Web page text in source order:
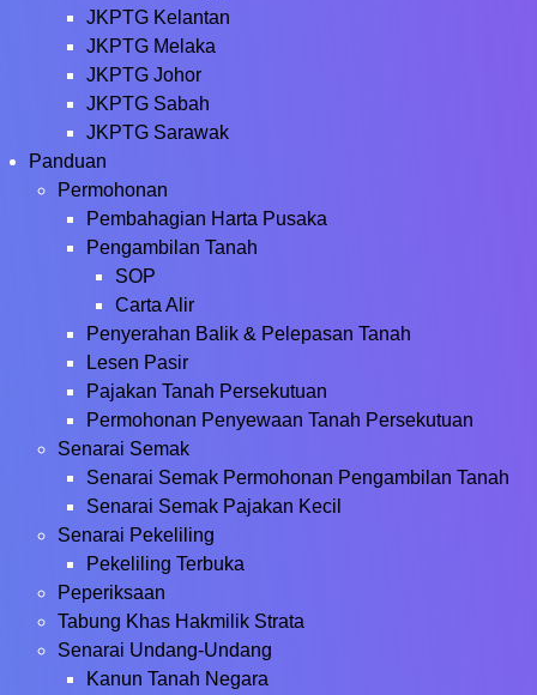
JKPTG Kelantan
JKPTG Melaka
JKPTG Johor
JKPTG Sabah
JKPTG Sarawak
Panduan
Permohonan
Pembahagian Harta Pusaka
Pengambilan Tanah
SOP
Carta Alir
Penyerahan Balik & Pelepasan Tanah
Lesen Pasir
Pajakan Tanah Persekutuan
Permohonan Penyewaan Tanah Persekutuan
Senarai Semak
Senarai Semak Permohonan Pengambilan Tanah
Senarai Semak Pajakan Kecil
Senarai Pekeliling
Pekeliling Terbuka
Peperiksaan
Tabung Khas Hakmilik Strata
Senarai Undang-Undang
Kanun Tanah Negara